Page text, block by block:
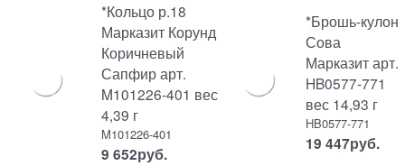
*Кольцо р.18
Марказит Корунд
Коричневый
Сапфир арт.
M101226-401 вес
4,39 г
M101226-401
9 652руб.
*Брошь-кулон
Сова
Марказит арт.
HB0577-771
вес 14,93 г
HB0577-771
19 447руб.